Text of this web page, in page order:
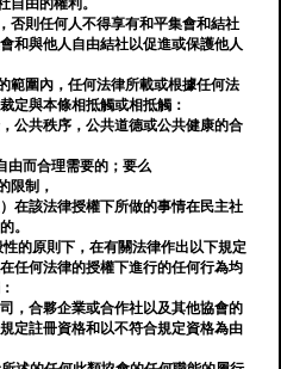
自由的權利。
否則任何人不得享有和平集會和結社
和與他人自由結社以促進或保護他人
範圍內，任何法律所載或根據任何法
定與本條相抵觸或相抵觸：
公共秩序，公共道德或公共健康的合
由而合理需要的；要么
限制，
在該法律授權下所做的事情在民主社
。
的原則下，在有關法律作出以下規定
任何法律的授權下進行的任何行為均
，合夥企業或合作社以及其他協會的
定註冊資格和以不符合規定資格為由